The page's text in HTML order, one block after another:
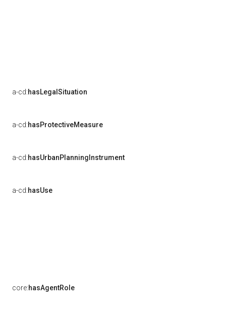
a-cd:hasLegalSituation
a-cd:hasProtectiveMeasure
a-cd:hasUrbanPlanningInstrument
a-cd:hasUse
core:hasAgentRole